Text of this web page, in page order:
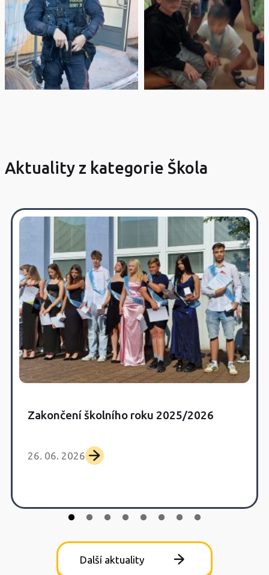
Aktuality z kategorie Škola
Zakončení školního roku 2025/2026
26. 06. 2026
Další aktuality